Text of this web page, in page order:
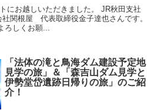
にお越しいただきました。 JR秋田支社
関根屋 代表取締役金子達也さんです。
ろしくお願...
「法体の滝と鳥海ダム建設予定地
見学の旅」＆「森吉山ダム見学と
伊勢堂岱遺跡日帰りの旅」のご紹
介！